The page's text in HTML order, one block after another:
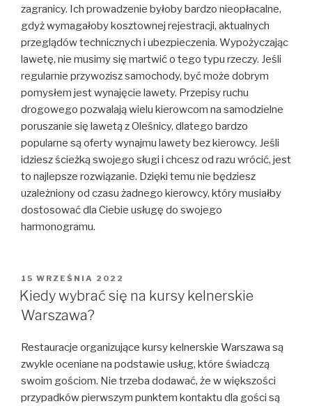
zagranicy. Ich prowadzenie byłoby bardzo nieopłacalne,
gdyż wymagałoby kosztownej rejestracji, aktualnych
przeglądów technicznych i ubezpieczenia. Wypożyczając
lawetę, nie musimy się martwić o tego typu rzeczy. Jeśli
regularnie przywozisz samochody, być może dobrym
pomysłem jest wynajęcie lawety. Przepisy ruchu
drogowego pozwalają wielu kierowcom na samodzielne
poruszanie się lawetą z Oleśnicy, dlatego bardzo
popularne są oferty wynajmu lawety bez kierowcy. Jeśli
idziesz ścieżką swojego sługi i chcesz od razu wrócić, jest
to najlepsze rozwiązanie. Dzięki temu nie będziesz
uzależniony od czasu żadnego kierowcy, który musiałby
dostosować dla Ciebie usługę do swojego
harmonogramu.
OPUBLIKOWANE
W
15 WRZEŚNIA 2022
Kiedy wybrać się na kursy kelnerskie
Warszawa?
Restauracje organizujące kursy kelnerskie Warszawa są
zwykle oceniane na podstawie usług, które świadczą
swoim gościom. Nie trzeba dodawać, że w większości
przypadków pierwszym punktem kontaktu dla gości są